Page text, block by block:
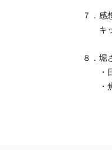
７．感
キック
８．堀
・目的
・焦る